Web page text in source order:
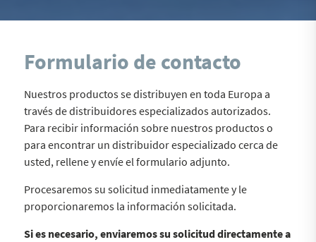
Formulario de contacto
Nuestros productos se distribuyen en toda Europa a
través de distribuidores especializados autorizados.
Para recibir información sobre nuestros productos o
para encontrar un distribuidor especializado cerca de
usted, rellene y envíe el formulario adjunto.
Procesaremos su solicitud inmediatamente y le
proporcionaremos la información solicitada.
Si es necesario, enviaremos su solicitud directamente a